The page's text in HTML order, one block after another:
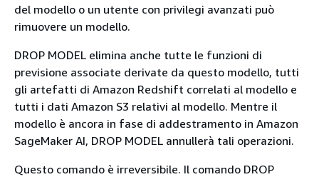
del modello o un utente con privilegi avanzati può
rimuovere un modello.
DROP MODEL elimina anche tutte le funzioni di
previsione associate derivate da questo modello, tutti
gli artefatti di Amazon Redshift correlati al modello e
tutti i dati Amazon S3 relativi al modello. Mentre il
modello è ancora in fase di addestramento in Amazon
SageMaker AI, DROP MODEL annullerà tali operazioni.
Questo comando è irreversibile. Il comando DROP